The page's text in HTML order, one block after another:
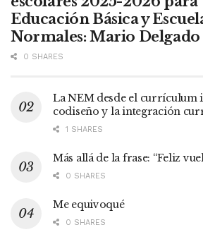
Educación Básica y
Normales: Mario Delgado
0 SHARES
La NEM desde el currículum
codiseño y la integración
1 SHARES
Más allá de la frase: “Feliz
0 SHARES
Me equivoqué
0 SHARES